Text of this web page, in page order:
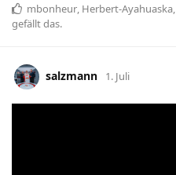
mbonheur, Herbert-Ayahuaska,
gefällt das.
salzmann 1. Juli